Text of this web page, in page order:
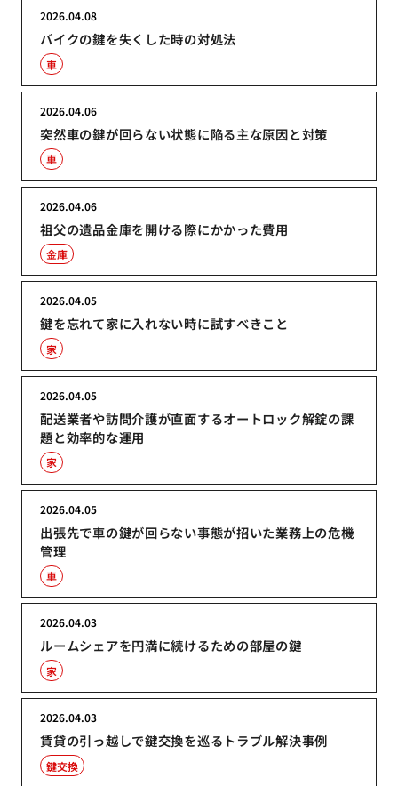
バイクの鍵を失くした時の対処法
2026.04.08
車
突然車の鍵が回らない状態に陥る主な原因と対策
2026.04.06
車
祖父の遺品金庫を開ける際にかかった費用
2026.04.06
金庫
鍵を忘れて家に入れない時に試すべきこと
2026.04.05
家
配送業者や訪問介護が直面するオートロック解錠の課
題と効率的な運用
2026.04.05
家
出張先で車の鍵が回らない事態が招いた業務上の危機
管理
2026.04.05
車
ルームシェアを円満に続けるための部屋の鍵
2026.04.03
家
賃貸の引っ越しで鍵交換を巡るトラブル解決事例
2026.04.03
鍵交換